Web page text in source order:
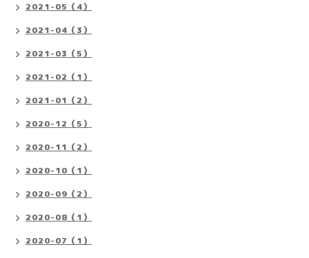
2021-05（4）
2021-04（3）
2021-03（5）
2021-02（1）
2021-01（2）
2020-12（5）
2020-11（2）
2020-10（1）
2020-09（2）
2020-08（1）
2020-07（1）